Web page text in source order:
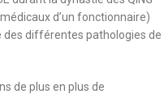
d’un fonctionnaire)
des différentes pathologies de
de plus en plus de